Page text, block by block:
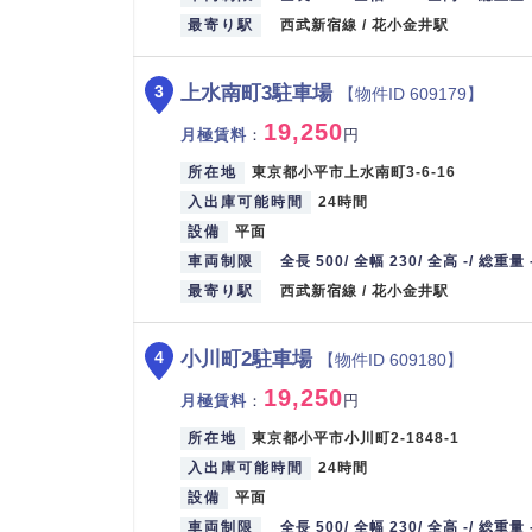
最寄り駅
西武新宿線 / 花小金井駅
上水南町3駐車場 【物件ID 609179】
月極賃料 ： 19,250円
所在地
東京都小平市上水南町3-6-16
入出庫可能時間
24時間
設備
平面
車両制限
全長 500/ 全幅 230/ 全高 -/ 総重量
最寄り駅
西武新宿線 / 花小金井駅
3
小川町2駐車場 【物件ID 609180】
月極賃料 ： 19,250 円
所在地
東京都小平市小川町2-1848-1
入出庫可能時間
24時間
設備
平面
車両制限
全長 500/ 全幅 230/ 全高 -/ 総重量
4